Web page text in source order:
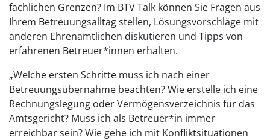
fachlichen Grenzen? Im BTV Talk können Sie Fragen aus
Ihrem Betreuungsalltag stellen, Lösungsvorschläge mit
anderen Ehrenamtlichen diskutieren und Tipps von
erfahrenen Betreuer*innen erhalten.
„Welche ersten Schritte muss ich nach einer
Betreuungsübernahme beachten? Wie erstelle ich eine
Rechnungslegung oder Vermögensverzeichnis für das
Amtsgericht? Muss ich als Betreuer*in immer
erreichbar sein? Wie gehe ich mit Konfliktsituationen